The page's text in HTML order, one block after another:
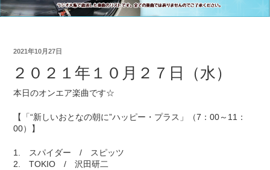
2021年10月27日
２０２１年１０月２７日（水）
本日のオンエア楽曲です☆
【「“新しいおとなの朝に”ハッピー・プラス」（7：00～11：
00）】
1. スパイダー / スピッツ
2. TOKIO / 沢田研二